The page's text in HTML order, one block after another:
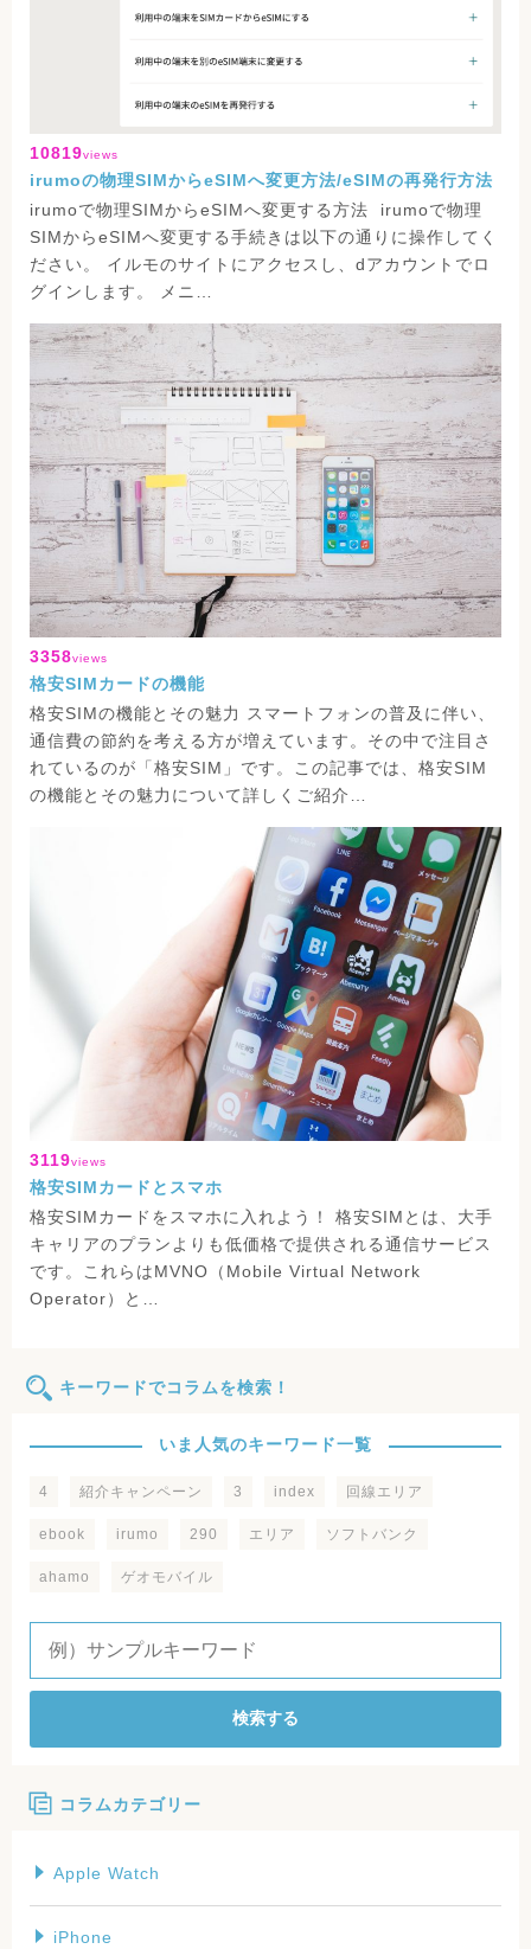
10819views
irumoの物理SIMからeSIMへ変更方法/eSIMの再発行方法
irumoで物理SIMからeSIMへ変更する方法 irumoで物理
SIMからeSIMへ変更する手続きは以下の通りに操作してく
ださい。 イルモのサイトにアクセスし、dアカウントでロ
グインします。 メニ…
3358views
格安SIMカードの機能
格安SIMの機能とその魅力 スマートフォンの普及に伴い、
通信費の節約を考える方が増えています。その中で注目さ
れているのが「格安SIM」です。この記事では、格安SIM
の機能とその魅力について詳しくご紹介…
3119views
格安SIMカードとスマホ
格安SIMカードをスマホに入れよう！ 格安SIMとは、大手
キャリアのプランよりも低価格で提供される通信サービス
です。これらはMVNO（Mobile Virtual Network
Operator）と…
キーワードでコラムを検索！
いま人気のキーワード一覧
4 紹介キャンペーン 3 index 回線エリア
ebook irumo 290 エリア ソフトバンク
ahamo ゲオモバイル
検索する
コラムカテゴリー
Apple Watch
iPhone